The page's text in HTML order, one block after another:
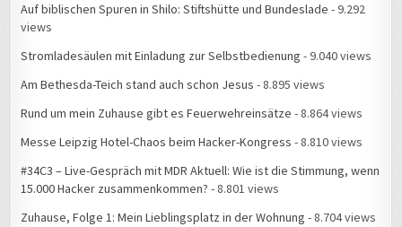
Auf biblischen Spuren in Shilo: Stiftshütte und Bundeslade - 9.292
views
Stromladesäulen mit Einladung zur Selbstbedienung - 9.040 views
Am Bethesda-Teich stand auch schon Jesus - 8.895 views
Rund um mein Zuhause gibt es Feuerwehreinsätze - 8.864 views
Messe Leipzig Hotel-Chaos beim Hacker-Kongress - 8.810 views
#34C3 – Live-Gespräch mit MDR Aktuell: Wie ist die Stimmung, wenn
15.000 Hacker zusammenkommen? - 8.801 views
Zuhause, Folge 1: Mein Lieblingsplatz in der Wohnung - 8.704 views